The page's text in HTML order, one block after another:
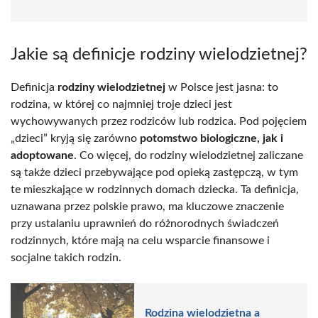
Jakie są definicje rodziny wielodzietnej?
Definicja rodziny wielodzietnej w Polsce jest jasna: to
rodzina, w której co najmniej troje dzieci jest
wychowywanych przez rodziców lub rodzica. Pod pojęciem
„dzieci” kryją się zarówno potomstwo biologiczne, jak i
adoptowane. Co więcej, do rodziny wielodzietnej zaliczane
są także dzieci przebywające pod opieką zastępczą, w tym
te mieszkające w rodzinnych domach dziecka. Ta definicja,
uznawana przez polskie prawo, ma kluczowe znaczenie
przy ustalaniu uprawnień do różnorodnych świadczeń
rodzinnych, które mają na celu wsparcie finansowe i
socjalne takich rodzin.
Rodzina wielodzietna a